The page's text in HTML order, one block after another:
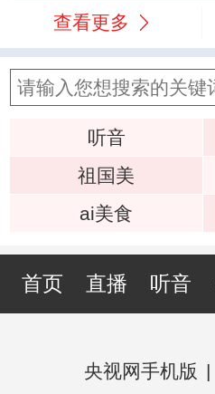
查看更多
听音
祖国美
ai美食
首页 直播 听音
央视网手机版 |